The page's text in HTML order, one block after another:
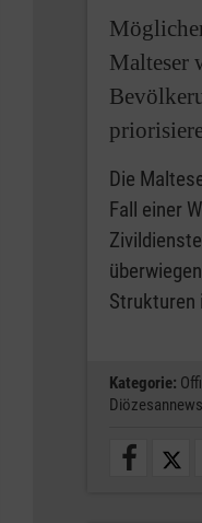
Malteser
Die
Fall einer
Strukturen
Kategorie: